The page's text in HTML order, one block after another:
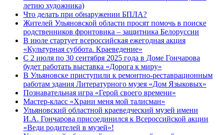
летию художника)
Что делать при обнаружении БПЛА?
Жителей Ульяновской области просят помочь в поиске
родственников фронтовика – защитника Белоруссии
В июле стартует всероссийская ежегодная акция
«Культурная суббота. Краеведение»
С 2 июля по 30 сентября 2025 года в Доме Гончарова
будет работать выставка «Дорога к миру»
В Ульяновске приступили к ремонтно-реставрационным
работам здания Литературного музея «Дом Языковых»
Познавательная игра «Герой своего времени»
Мастер-класс «Храни меня мой талисман»
Ульяновский областной краеведческий музей имени
И.А. Гончарова присоединился к Всероссийской акции
«Веди родителей в музей»!